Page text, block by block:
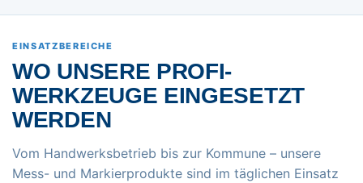
EINSATZBEREICHE
WO UNSERE PROFI-
WERKZEUGE EINGESETZT
WERDEN
Vom Handwerksbetrieb bis zur Kommune – unsere
Mess- und Markierprodukte sind im täglichen Einsatz